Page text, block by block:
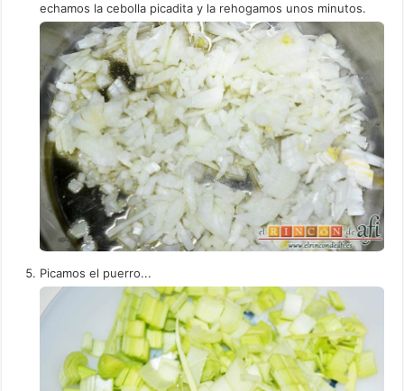
echamos la cebolla picadita y la rehogamos unos minutos.
Picamos el puerro...